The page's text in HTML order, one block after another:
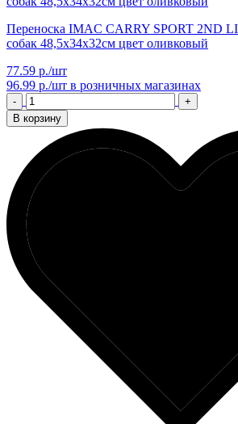
Переноска IMAC CARRY SPORT 2ND
собак 48,5х34х32см цвет оливковый
77.59 р./шт
96.99 р./шт в розничных магазинах
-
+
В корзину